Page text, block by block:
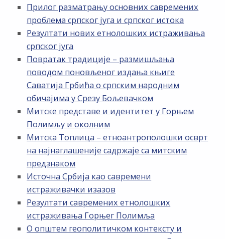
Прилог разматрању основних савремених
проблема српског југа и српског истока
Резултати нових етнолошких истраживања
српског југа
Повратак традиције – размишљања
поводом поновљеног издања књиге
Саватија Грбића о српским народним
обичајима у Срезу Бољевачком
Митске представе и идентитет у Горњем
Полимљу и околним
Митска Топлица – етноантрополошки осврт
на најнаглашеније садржаје са митским
предзнаком
Источна Србија као савремени
истраживачки изазов
Резултати савремених етнолошких
истраживања Горњег Полимља
О општем геополитичком контексту и